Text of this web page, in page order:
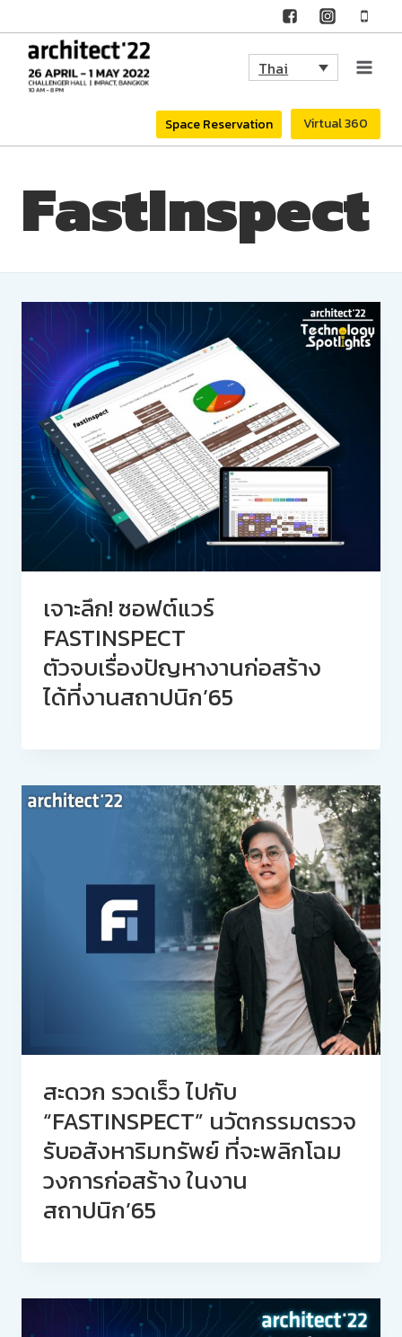
content
Thai
Space Reservation Virtual 360
FastInspect
เจาะลึก! ซอฟต์แวร์
FASTINSPECT
ตัวจบเรื่องปัญหางานก่อสร้าง
ได้ที่งานสถาปนิก’65
สะดวก รวดเร็ว ไปกับ
“FASTINSPECT” นวัตกรรมตรวจ
รับอสังหาริมทรัพย์ ที่จะพลิกโฉม
วงการก่อสร้าง ในงาน
สถาปนิก’65